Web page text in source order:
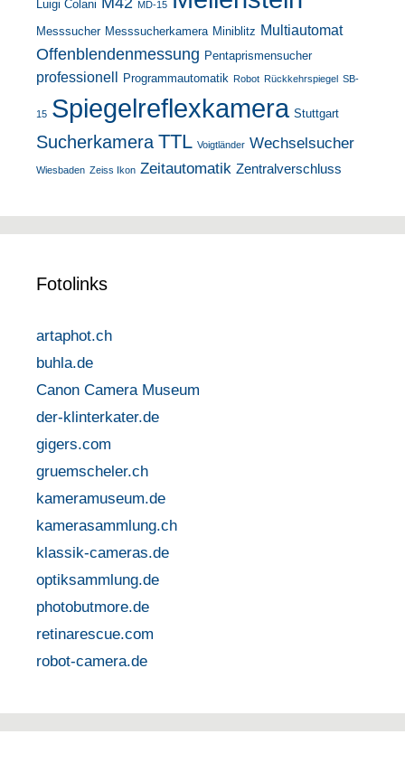
Luigi Colani MD-15
Messsucher Messsucherkamera Miniblitz Multiautomat
Offenblendenmessung Pentaprismensucher
professionell Programmautomatik Robot Rückkehrspiegel SB-
15 Spiegelreflexkamera Stuttgart
Sucherkamera TTL Voigtländer Wechselsucher
Wiesbaden Zeiss Ikon Zeitautomatik Zentralverschluss
Fotolinks
artaphot.ch
buhla.de
Canon Camera Museum
der-klinterkater.de
gigers.com
gruemscheler.ch
kameramuseum.de
kamerasammlung.ch
klassik-cameras.de
optiksammlung.de
photobutmore.de
retinarescue.com
robot-camera.de